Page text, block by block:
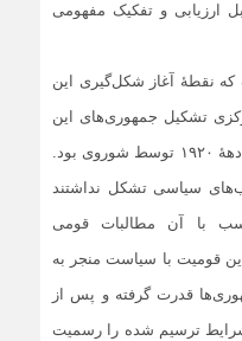
ارزیابی و تفکیک مفهومی
نقطۀ آغاز شکل‌گیری این
تشکیل جمهوری‌های این
منطقه بر اساس قومیت‌های ترک در دهۀ ۱۹۲۰ توسط شوروی بود.
سیاسی تشکل نداشتند
با آن مطالبات قومی
قومیت با سیاست منجر به
قدرت گرفته و پس از
شرایط ترسیم شده را رسمیت